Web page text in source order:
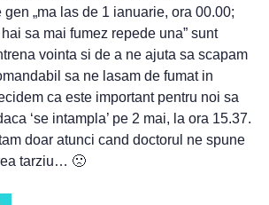
„ma las de 1 ianuarie, ora 00.00;
sa mai fumez repede una” sunt
vointa si de a ne ajuta sa scapam
sa ne lasam de fumat in
ca este important pentru noi sa
‘se intampla’ pe 2 mai, la ora 15.37.
doar atunci cand doctorul ne spune
tarziu… 🙁